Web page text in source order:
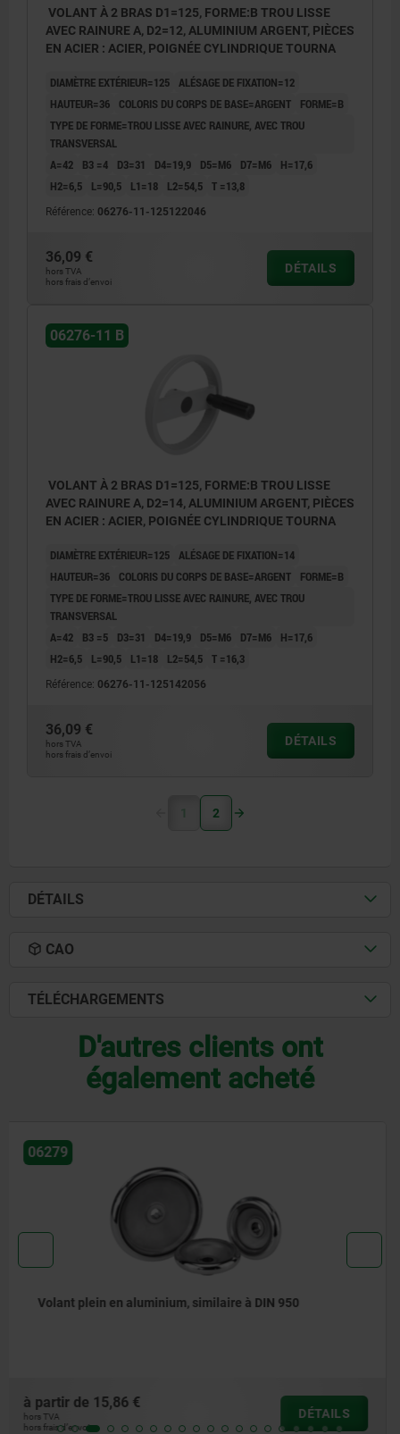
VOLANT À 2 BRAS D1=125, FORME:B TROU LISSE
AVEC RAINURE A, D2=12, ALUMINIUM ARGENT, PIÈCES
EN ACIER : ACIER, POIGNÉE CYLINDRIQUE TOURNA
DIAMÈTRE EXTÉRIEUR=125 ALÉSAGE DE FIXATION=12
HAUTEUR=36
COLORIS DU CORPS DE BASE=ARGENT
FORME=B
TYPE DE FORME=TROU LISSE AVEC RAINURE, AVEC TROU
TRANSVERSAL
A=42
B3 =4 D3=31 D4=19,9 D5=M6 D7=M6
H=17,6
H2=6,5
L=90,5 L1=18 L2=54,5 T =13,8
Référence: 06276-11-125122046
36,09 €
hors TVA
hors frais d’envoi
DÉTAILS
06276-11 B
VOLANT À 2 BRAS D1=125, FORME:B TROU LISSE
AVEC RAINURE A, D2=14, ALUMINIUM ARGENT, PIÈCES
EN ACIER : ACIER, POIGNÉE CYLINDRIQUE TOURNA
DIAMÈTRE EXTÉRIEUR=125 ALÉSAGE DE FIXATION=14
HAUTEUR=36
COLORIS DU CORPS DE BASE=ARGENT
FORME=B
TYPE DE FORME=TROU LISSE AVEC RAINURE, AVEC TROU
TRANSVERSAL
A=42
B3 =5 D3=31 D4=19,9 D5=M6 D7=M6
H=17,6
H2=6,5
L=90,5 L1=18 L2=54,5 T =16,3
Référence: 06276-11-125142056
36,09 €
hors TVA
hors frais d’envoi
DÉTAILS
1 2
DÉTAILS
CAO
TÉLÉCHARGEMENTS
D'autres clients ont
également acheté
06830
Volants en plastique (thermodurcissable)
à partir de 15,78 €
hors TVA
hors frais d’envoi
DÉTAILS